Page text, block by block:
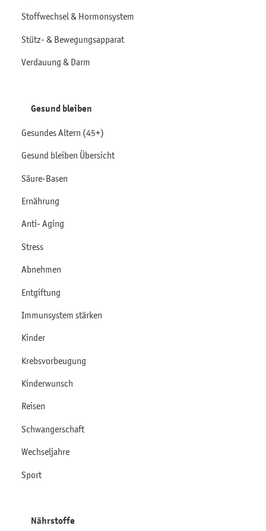
Stoffwechsel & Hormonsystem
Stütz- & Bewegungsapparat
Verdauung & Darm
Gesund bleiben
Gesundes Altern (45+)
Gesund bleiben Übersicht
Säure-Basen
Ernährung
Anti- Aging
Stress
Abnehmen
Entgiftung
Immunsystem stärken
Kinder
Krebsvorbeugung
Kinderwunsch
Reisen
Schwangerschaft
Wechseljahre
Sport
Nährstoffe